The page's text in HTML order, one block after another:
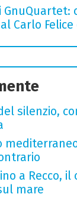
GnuQuartet:
Carlo
silenzio,
a Recco, il
mare